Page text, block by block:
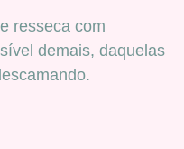
resseca com
demais, daquelas